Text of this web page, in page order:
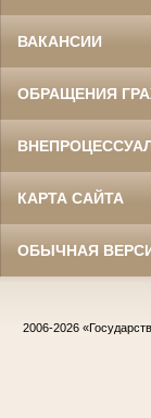
ВАКАНСИИ
ОБРАЩЕНИЯ
КАРТА САЙТА
ОБЫЧНАЯ
2006-2026